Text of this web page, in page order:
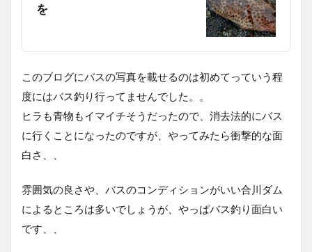
を
このブログにバスの写真を載せるのは初めてっていう程
度にはバス釣り行ってませんでした。。
ヒラも青物もイマイチそうだったので、消去法的にバス
に行くことになったのですが、やってみたら衝撃的な面
白さ、、
雰囲気の良さや、バスのコンディションがいい合川ダム
によるところは多いでしょうが、やっぱバス釣り面白い
です、、